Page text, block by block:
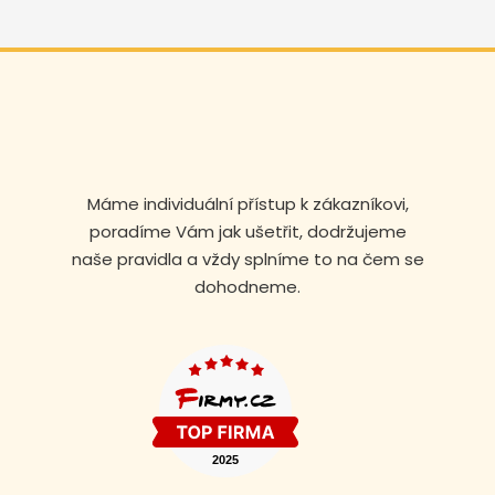
Máme individuální přístup k zákazníkovi,
poradíme Vám jak ušetřit, dodržujeme
naše pravidla a vždy splníme to na čem se
dohodneme.
+420 608 105 106